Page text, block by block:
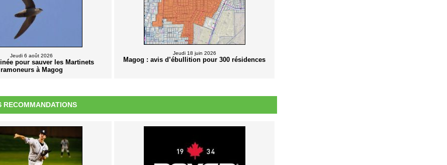
Jeudi 6 août 2026
pour sauver les Martinets
ramoneurs à Magog
Jeudi 18 juin 2026
Magog : avis d’ébullition pour 300 résidences
RECOMMANDATIONS